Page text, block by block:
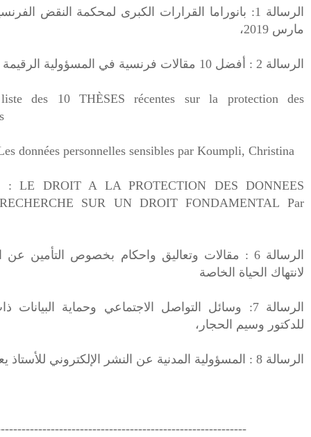
مارس 2019،
الرسالة 2 : أفضل 10 مقالات فرنسية في المسؤولية الرقيمة
des 10 THÈSES récentes sur la protection des
données personnelles sensibles par Koumpli, Christina
: LE DROIT A LA PROTECTION DES DONNEES
SUR UN DROIT FONDAMENTAL
Par
الرسالة 6 : مقالات وتعاليق واحكام بخصوص التأمين
لانتهاك الحياة الخاصة
الرسالة 7: وسائل التواصل الاجتماعي وحماية
للدكتور وسيم الحجار،
الرسالة 8 : المسؤولية المدنية عن النشر الإلكتروني للأستاذ يعقوب الحارثي